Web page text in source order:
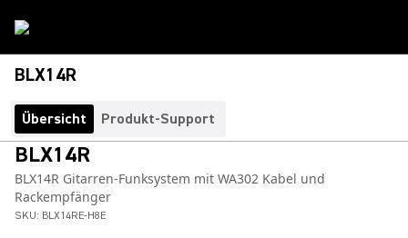
BLX14R
Übersicht Produkt-Support
BLX14R
BLX14R Gitarren-Funksystem mit WA302 Kabel und
Rackempfänger
SKU: BLX14RE-H8E